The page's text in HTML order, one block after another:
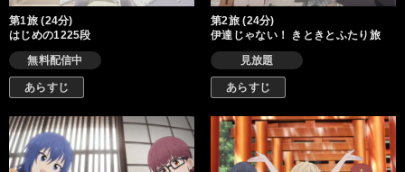
第1旅 (24分)
はじめの1225段
無料配信中
あらすじ
第2旅 (24分)
伊達じゃない！ きときとふたり旅
見放題
あらすじ